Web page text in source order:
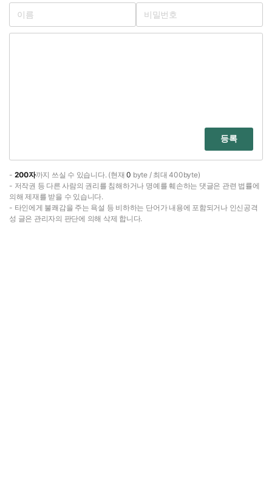
등록
- 200자까지 쓰실 수 있습니다. (현재0 byte / 최대 400byte)
- 저작권 등 다른 사람의 권리를 침해하거나 명예를 훼손하는 댓글은 관련 법률에
의해 제재를 받을 수 있습니다.
- 타인에게 불쾌감을 주는 욕설 등 비하하는 단어가 내용에 포함되거나 인신공격
성 글은 관리자의 판단에 의해 삭제 합니다.